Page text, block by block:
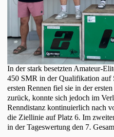
In der stark besetzten Amateur-
450 SMR in der Qualifikation auf
ersten Rennen fiel sie in der
zurück, konnte sich jedoch im
Renndistanz kontinuierlich nach
die Ziellinie auf Platz 6. Im
in der Tageswertung den 7.